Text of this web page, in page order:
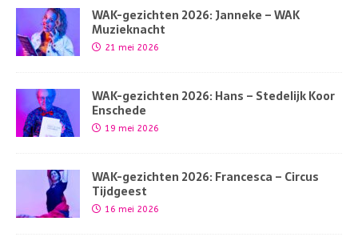
WAK-gezichten 2026: Janneke – WAK
Muzieknacht
21 mei 2026
WAK-gezichten 2026: Hans – Stedelijk Koor
Enschede
19 mei 2026
WAK-gezichten 2026: Francesca – Circus
Tijdgeest
16 mei 2026